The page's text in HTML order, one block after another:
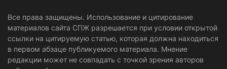
Все права защищены. Использование и цитирование
материалов сайта СПЖ разрешается при условии открытой
ссылки на цитируемую статью, которая должна находиться
в первом абзаце публикуемого материала. Мнение
редакции может не совпадать с точкой зрения авторов